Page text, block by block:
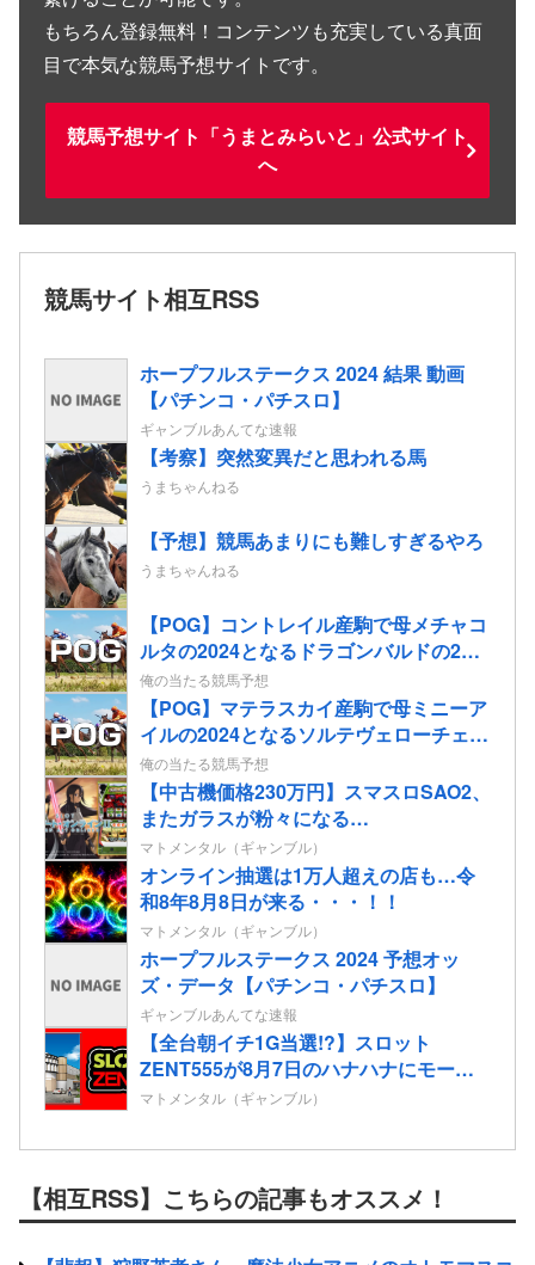
もちろん登録無料！コンテンツも充実している真面
目で本気な競馬予想サイトです。
競馬予想サイト「うまとみらいと」公式サイト
へ
競馬サイト相互RSS
ホープフルステークス 2024 結果 動画
【パチンコ・パチスロ】
ギャンブルあんてな速報
【考察】突然変異だと思われる馬
うまちゃんねる
【予想】競馬あまりにも難しすぎるやろ
うまちゃんねる
【POG】コントレイル産駒で母メチャコ
ルタの2024となるドラゴンバルドの2歳
情報
俺の当たる競馬予想
【POG】マテラスカイ産駒で母ミニーア
イルの2024となるソルテヴェローチェの
2歳情報
俺の当たる競馬予想
【中古機価格230万円】スマスロSAO2、
またガラスが粉々になる…
マトメンタル（ギャンブル）
オンライン抽選は1万人超えの店も…令
和8年8月8日が来る・・・！！
マトメンタル（ギャンブル）
ホープフルステークス 2024 予想オッ
ズ・データ【パチンコ・パチスロ】
ギャンブルあんてな速報
【全台朝イチ1G当選!?】スロット
ZENT555が8月7日のハナハナにモーニ
ングを仕込んだらしいｗｗｗｗ
マトメンタル（ギャンブル）
【相互RSS】こちらの記事もオススメ！